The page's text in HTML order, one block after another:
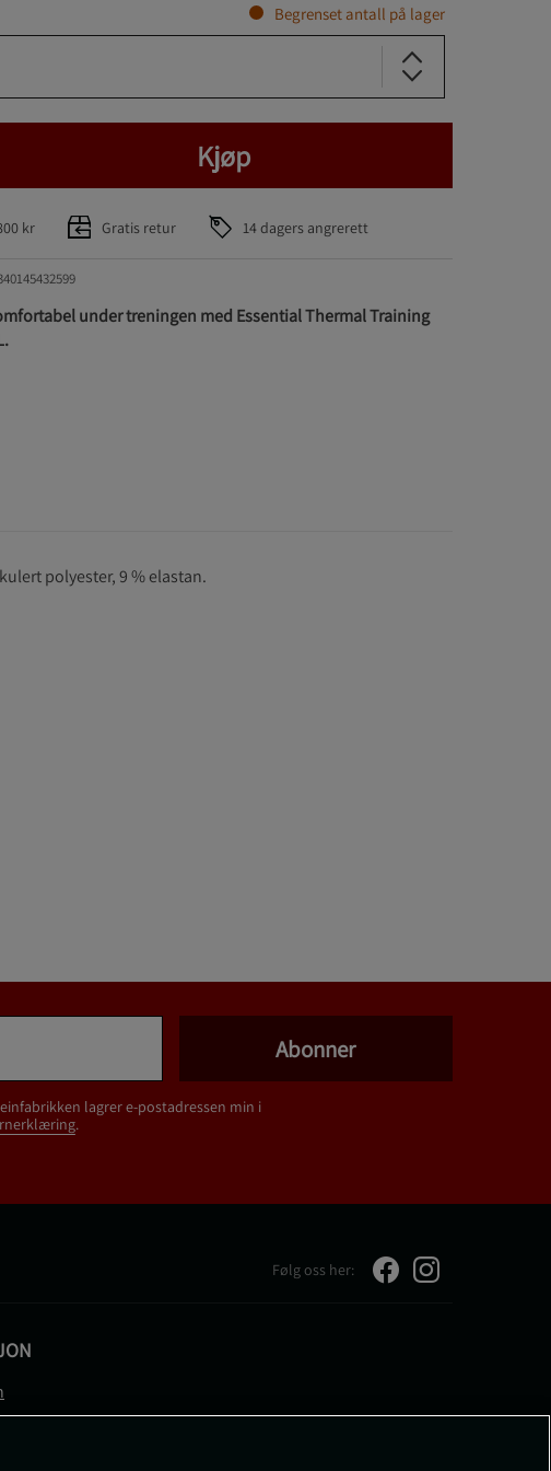
Begrenset antall på lager
Kjøp
kr Gratis retur 14 dagers angrerett
under treningen med Essential Thermal Training
polyester, 9 % elastan.
lagrer e-postadressen min i
.
Abonner
Følg oss her: